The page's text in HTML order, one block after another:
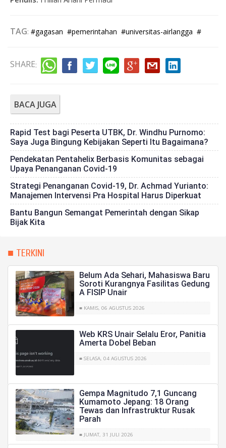
TAG: #gagasan #pemerintahan #universitas-airlangga #
SHARE:
BACA JUGA
Rapid Test bagi Peserta UTBK, Dr. Windhu Purnomo:
Saya Juga Bingung Kebijakan Seperti Itu Bagaimana?
Pendekatan Pentahelix Berbasis Komunitas sebagai
Upaya Penanganan Covid-19
Strategi Penanganan Covid-19, Dr. Achmad Yurianto:
Manajemen Intervensi Pra Hospital Harus Diperkuat
Bantu Bangun Semangat Pemerintah dengan Sikap
Bijak Kita
■ TERKINI
Belum Ada Sehari, Mahasiswa Baru
Soroti Kurangnya Fasilitas Gedung
A FISIP Unair
■ KAMIS, 06 AGUSTUS 2026
Web KRS Unair Selalu Eror, Panitia
Amerta Dobel Beban
■ SELASA, 04 AGUSTUS 2026
Gempa Magnitudo 7,1 Guncang
Kumamoto Jepang: 18 Orang
Tewas dan Infrastruktur Rusak
Parah
■ JUMAT, 31 JULI 2026